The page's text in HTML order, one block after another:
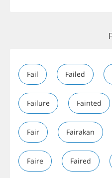
Fail Failed
Failure Fainted
Fair Fairakan
Faire Faired